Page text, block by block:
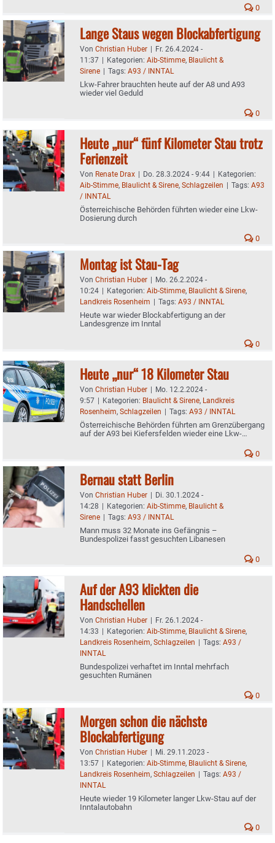
0
Lange Staus wegen Blockabfertigung
Von Christian Huber | Fr. 26.4.2024 -
11:37 | Kategorien: Aib-Stimme, Blaulicht &
Sirene | Tags: A93 / INNTAL
Lkw-Fahrer brauchten heute auf der A8 und A93
wieder viel Geduld
0
Heute „nur“ fünf Kilometer Stau trotz
Ferienzeit
Von Renate Drax | Do. 28.3.2024 - 9:44 | Kategorien:
Aib-Stimme, Blaulicht & Sirene, Schlagzeilen | Tags: A93
/ INNTAL
Österreichische Behörden führten wieder eine Lkw-
Dosierung durch
0
Montag ist Stau-Tag
Von Christian Huber | Mo. 26.2.2024 -
10:24 | Kategorien: Aib-Stimme, Blaulicht & Sirene,
Landkreis Rosenheim | Tags: A93 / INNTAL
Heute war wieder Blockabfertigung an der
Landesgrenze im Inntal
0
Heute „nur“ 18 Kilometer Stau
Von Christian Huber | Mo. 12.2.2024 -
9:57 | Kategorien: Blaulicht & Sirene, Landkreis
Rosenheim, Schlagzeilen | Tags: A93 / INNTAL
Österreichische Behörden führten am Grenzübergang
auf der A93 bei Kiefersfelden wieder eine Lkw-
0
Bernau statt Berlin
Von Christian Huber | Di. 30.1.2024 -
14:28 | Kategorien: Aib-Stimme, Blaulicht &
Sirene | Tags: A93 / INNTAL
Mann muss 32 Monate ins Gefängnis –
Bundespolizei fasst gesuchten Libanesen
0
Auf der A93 klickten die
Handschellen
Von Christian Huber | Fr. 26.1.2024 -
14:33 | Kategorien: Aib-Stimme, Blaulicht & Sirene,
Landkreis Rosenheim, Schlagzeilen | Tags: A93 /
INNTAL
Bundespolizei verhaftet im Inntal mehrfach
gesuchten Rumänen
0
Morgen schon die nächste
Blockabfertigung
Von Christian Huber | Mi. 29.11.2023 -
13:57 | Kategorien: Aib-Stimme, Blaulicht & Sirene,
Landkreis Rosenheim, Schlagzeilen | Tags: A93 /
INNTAL
Heute wieder 19 Kilometer langer Lkw-Stau auf der
Inntalautobahn
0